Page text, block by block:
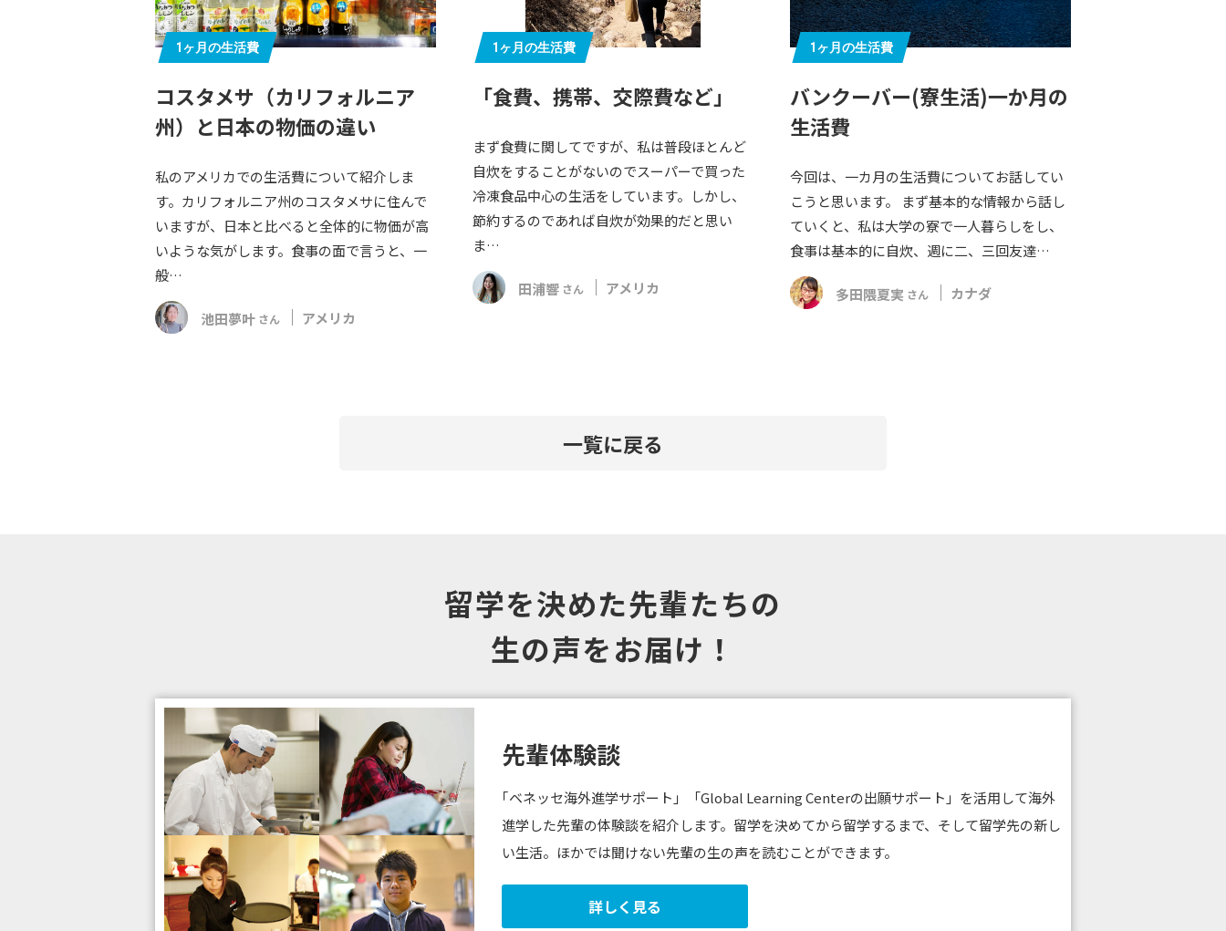
1ヶ月の生活費
コスタメサ（カリフォルニア
州）と日本の物価の違い
私のアメリカでの生活費について紹介しま
す。カリフォルニア州のコスタメサに住んで
いますが、日本と比べると全体的に物価が高
いような気がします。食事の面で言うと、一
般…
池田夢叶 さん アメリカ
1ヶ月の生活費
「食費、携帯、交際費など」
まず食費に関してですが、私は普段ほとんど
自炊をすることがないのでスーパーで買った
冷凍食品中心の生活をしています。しかし、
節約するのであれば自炊が効果的だと思い
ま…
田浦響 さん アメリカ
1ヶ月の生活費
バンクーバー(寮生活)一か月の
生活費
今回は、一カ月の生活費についてお話してい
こうと思います。 まず基本的な情報から話し
ていくと、私は大学の寮で一人暮らしをし、
食事は基本的に自炊、週に二、三回友達…
多田隈夏実 さん カナダ
一覧に戻る
留学を決めた先輩たちの
生の声をお届け！
先輩体験談
｢ベネッセ海外進学サポート」「Global Learning Centerの出願サポート」を活用して海外
進学した先輩の体験談を紹介します。留学を決めてから留学するまで、そして留学先の新し
い生活。ほかでは聞けない先輩の生の声を読むことができます。
詳しく見る